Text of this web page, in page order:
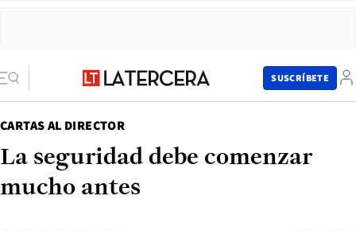
SUSCRÍBETE
CARTAS AL DIRECTOR
La seguridad debe comenzar
mucho antes